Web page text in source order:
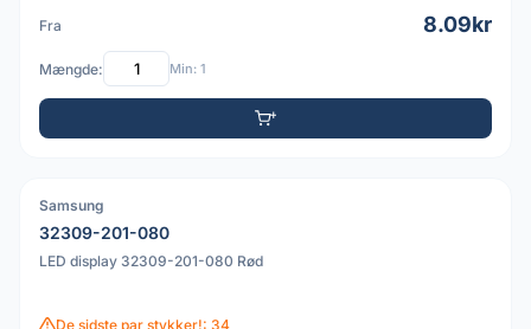
Fra
8.09kr
Mængde: Min: 1
Samsung
32309-201-080
LED display 32309-201-080 Rød
De sidste par stykker!: 34